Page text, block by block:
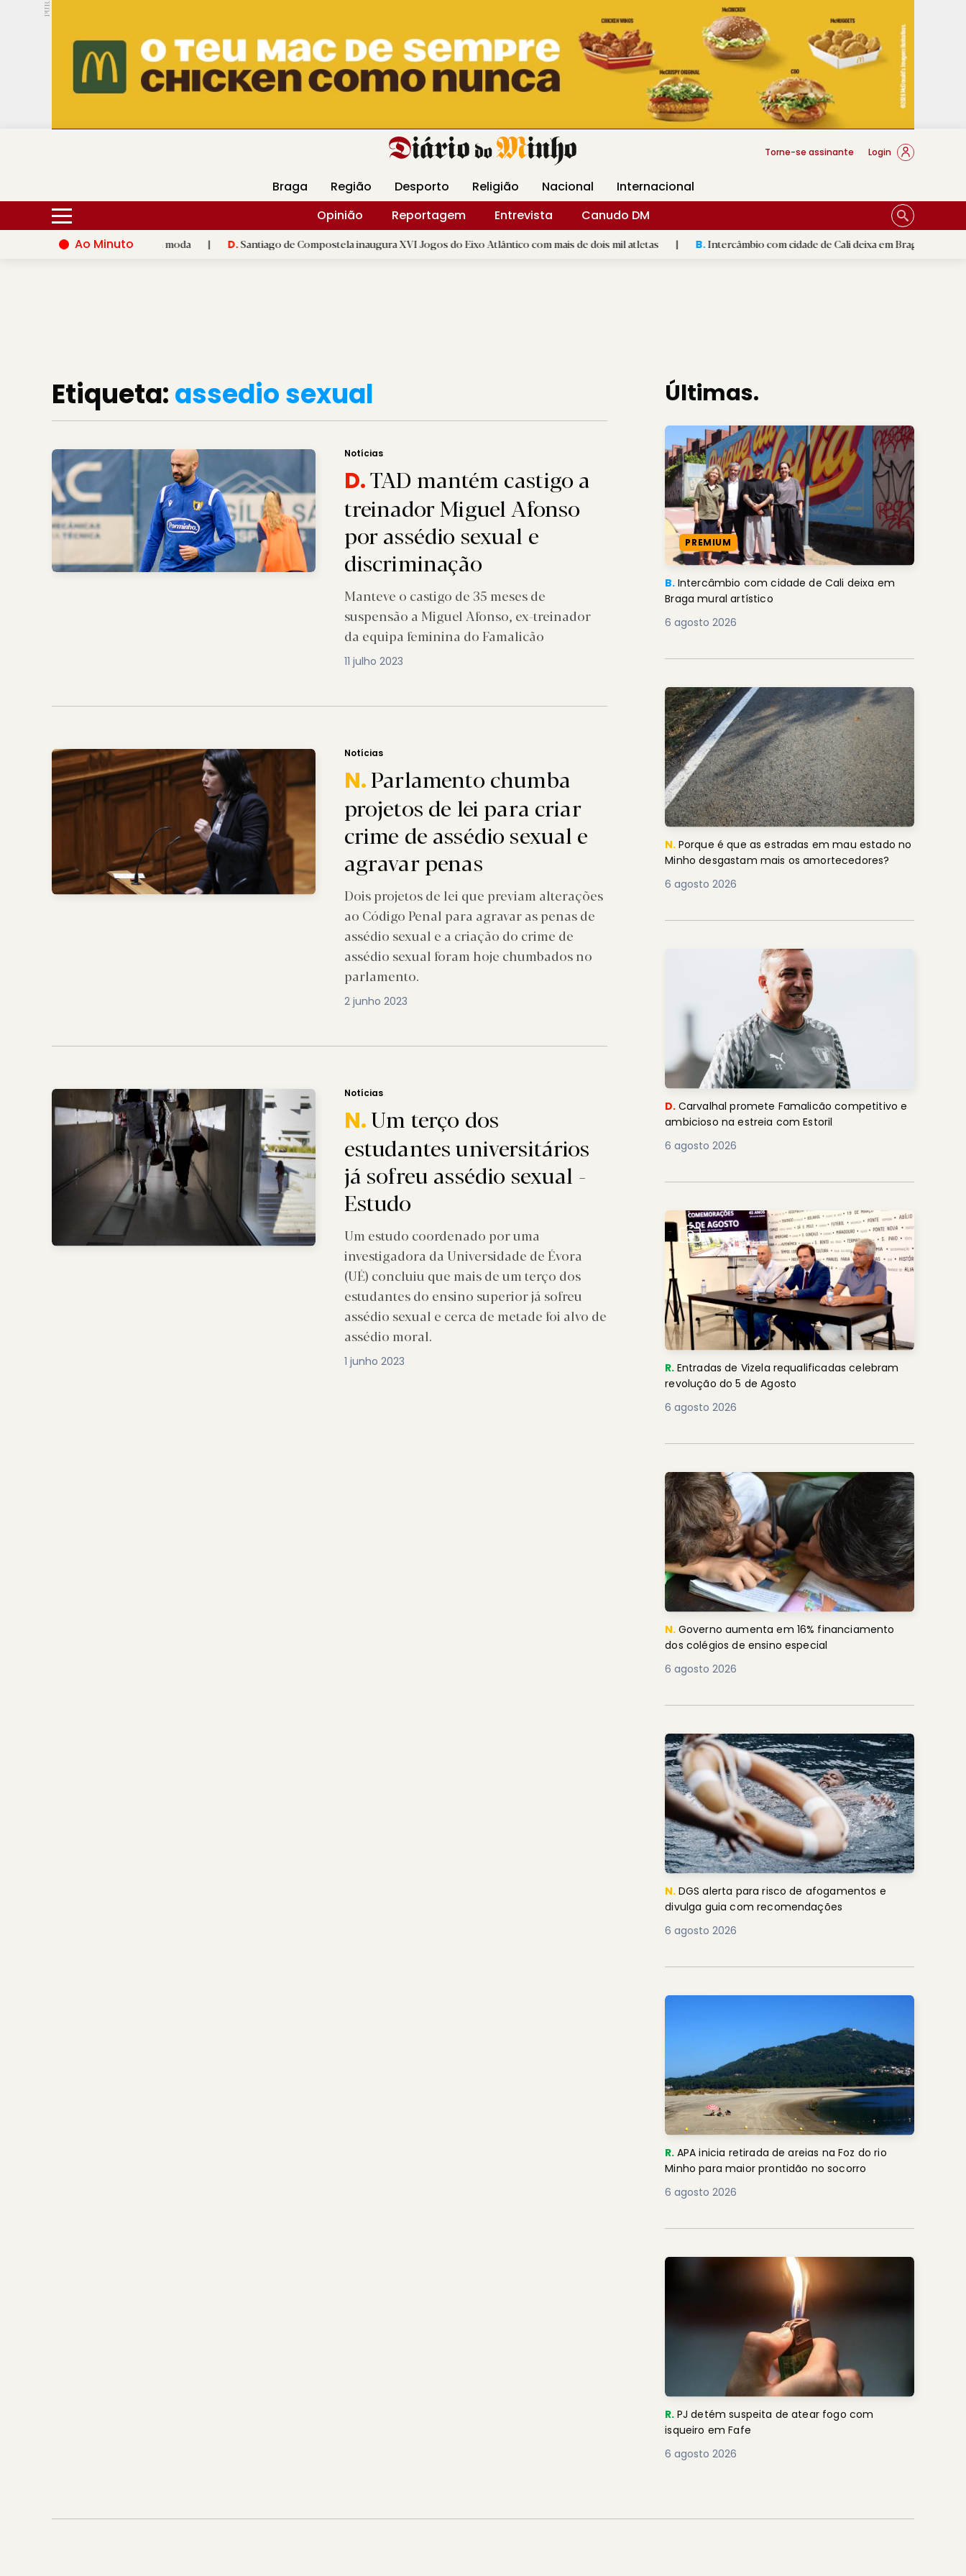
PUB.
Hoje 16ºC 26ºC DMtv Revista Minha Gráfica DM Livraria DM Arquidiocese Braga
Torne-se assinante Login
Braga Região Desporto Religião Nacional
Internacional
Opinião
Reportagem Entrevista
Canudo DM
Ao Minuto
do mundo da moda D.Santiago de Compostela inaugura XVI Jogos do Eixo Atlântico com mais de dois mil atletas | B.Intercâmbio com cidade de Cali deixa em Braga mural artístico
Etiqueta:assedio sexual
Notícias
D.TAD mantém castigo a
treinador Miguel Afonso
por assédio sexual e
discriminação
Manteve o castigo de 35 meses de
suspensão a Miguel Afonso, ex-treinador
da equipa feminina do Famalicão
11 julho 2023
Notícias
N.Parlamento chumba
projetos de lei para criar
crime de assédio sexual e
agravar penas
Dois projetos de lei que previam alterações
ao Código Penal para agravar as penas de
assédio sexual e a criação do crime de
assédio sexual foram hoje chumbados no
parlamento.
2 junho 2023
Notícias
N.Um terço dos
estudantes universitários
já sofreu assédio sexual -
Estudo
Um estudo coordenado por uma
investigadora da Universidade de Évora
(UÉ) concluiu que mais de um terço dos
estudantes do ensino superior já sofreu
assédio sexual e cerca de metade foi alvo de
assédio moral.
1 junho 2023
Últimas.
PREMIUM
B. Intercâmbio com cidade de Cali deixa em
Braga mural artístico
6 agosto 2026
N. Porque é que as estradas em mau estado no
Minho desgastam mais os amortecedores?
6 agosto 2026
D. Carvalhal promete Famalicão competitivo e
ambicioso na estreia com Estoril
6 agosto 2026
R. Entradas de Vizela requalificadas celebram
revolução do 5 de Agosto
6 agosto 2026
N. Governo aumenta em 16% financiamento
dos colégios de ensino especial
6 agosto 2026
N. DGS alerta para risco de afogamentos e
divulga guia com recomendações
6 agosto 2026
R. APA inicia retirada de areias na Foz do rio
Minho para maior prontidão no socorro
6 agosto 2026
R. PJ detém suspeita de atear fogo com
isqueiro em Fafe
6 agosto 2026